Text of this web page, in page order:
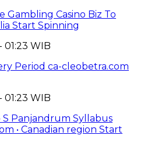
Casino Biz To
Start Spinning
01:23 WIB
Period ca-cleobetra.com
01:23 WIB
S Panjandrum Syllabus
• Canadian region Start